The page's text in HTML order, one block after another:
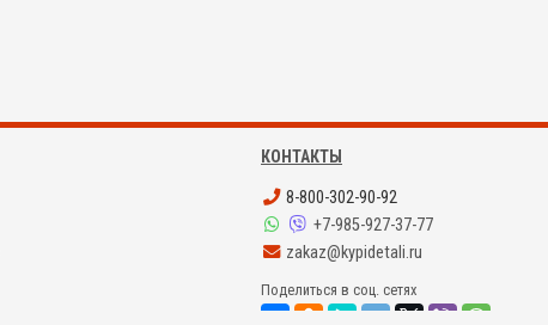
КОНТАКТЫ
8-800-302-90-92
+7-985-927-37-77
zakaz@kypidetali.ru
Поделиться в соц. сетях